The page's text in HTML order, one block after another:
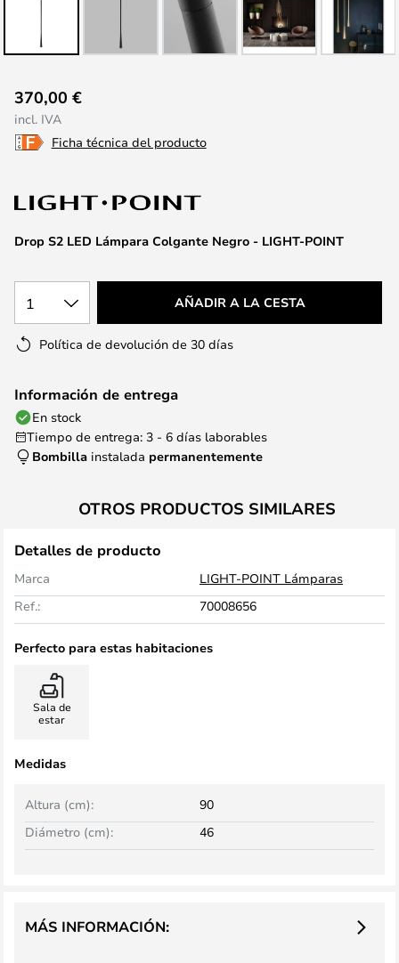
al
comienzo
de
galería
de
imágenes
Drop S2 LED Lámpara Colgante Negro - LIGHT-POINT
370,00 €
incl. IVA
Ficha técnica del producto
1 AÑADIR A LA CESTA
Política de devolución de 30 días
Información de entrega
En stock
Tiempo de entrega: 3 - 6 días laborables
Bombilla instalada permanentemente
OTROS PRODUCTOS SIMILARES
Detalles de producto
Marca
LIGHT-POINT Lámparas
Ref.:
70008656
Perfecto para estas habitaciones
Sala de
estar
Medidas
Altura (cm):
90
Diámetro (cm):
46
MÁS INFORMACIÓN: